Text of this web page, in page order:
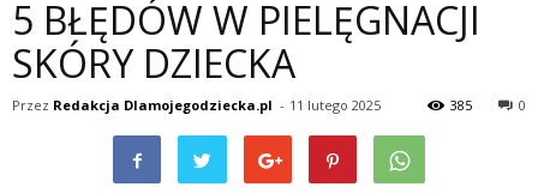
5 BŁĘDÓW W PIELĘGNACJI
SKÓRY DZIECKA
Przez Redakcja Dlamojegodziecka.pl - 11 lutego 2025 0
385